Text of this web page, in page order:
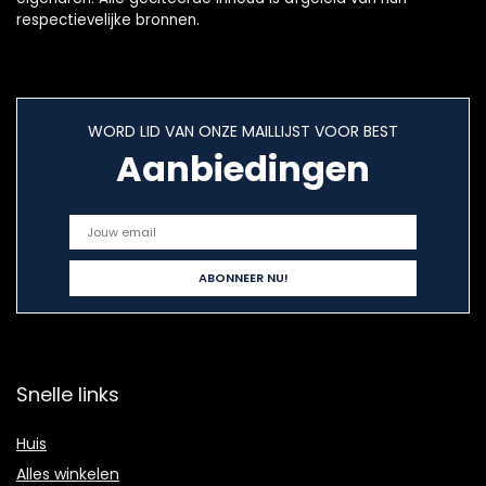
respectievelijke bronnen.
WORD LID VAN ONZE MAILLIJST VOOR BEST
Aanbiedingen
Snelle links
Huis
Alles winkelen